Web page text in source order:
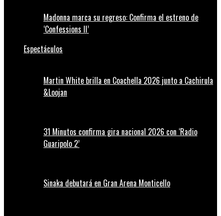
Madonna marca su regreso: Confirma el estreno de
‘Confessions II’
Espectáculos
Martin White brilla en Coachella 2026 junto a Cachirula
&Loojan
31 Minutos confirma gira nacional 2026 con ‘Radio
Guaripolo 2’
Sinaka debutará en Gran Arena Monticello